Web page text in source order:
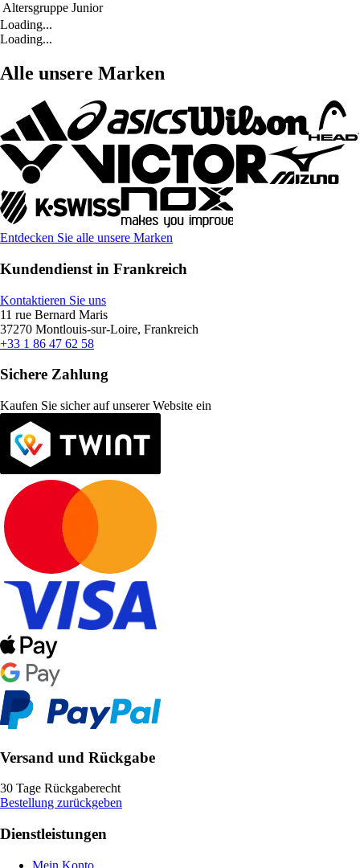
Altersgruppe Junior
Loading...
Loading...
Alle unsere Marken
Entdecken Sie alle unsere Marken
Kundendienst in Frankreich
Kontaktieren Sie uns
11 rue Bernard Maris
37270 Montlouis-sur-Loire, Frankreich
+33 1 86 47 62 58
Sichere Zahlung
Kaufen Sie sicher auf unserer Website ein
Versand und Rückgabe
30 Tage Rückgaberecht
Bestellung zurückgeben
Dienstleistungen
Mein Konto